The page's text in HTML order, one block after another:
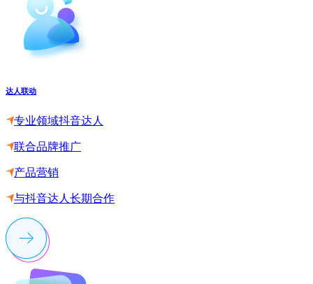
达人联动
专业领域抖音达人
联合品牌推广
产品营销
与抖音达人长期合作